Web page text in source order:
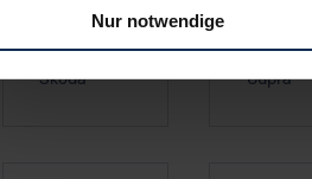
nicht, diese Daten an Empfänger
Nur notwendige
Skoda Cupra